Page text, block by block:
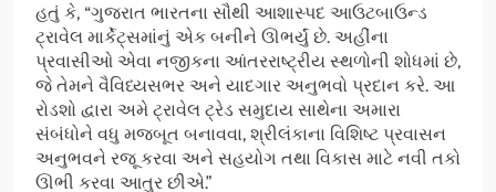
હતું કે, “ગુજરાત ભારતના સૌથી આશાસ્પદ આઉટબાઉન્ડ
ટ્રાવેલ માર્કેટ્સમાંનું એક બનીને ઊભર્યું છે. અહીંના
પ્રવાસીઓ એવા નજીકના આંતરરાષ્ટ્રીય સ્થળોની શોધમાં છે,
જે તેમને વૈવિધ્યસભર અને યાદગાર અનુભવો પ્રદાન કરે. આ
રોડશો દ્વારા અમે ટ્રાવેલ ટ્રેડ સમુદાય સાથેના અમારા
સંબંધોને વધુ મજબૂત બનાવવા, શ્રીલંકાના વિશિષ્ટ પ્રવાસન
અનુભવને રજૂ કરવા અને સહયોગ તથા વિકાસ માટે નવી તકો
ઊભી કરવા આતુર છીએ.”